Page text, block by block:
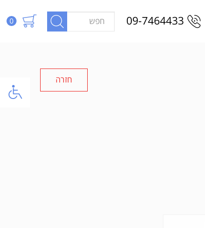
0 09-7464433
חזרה